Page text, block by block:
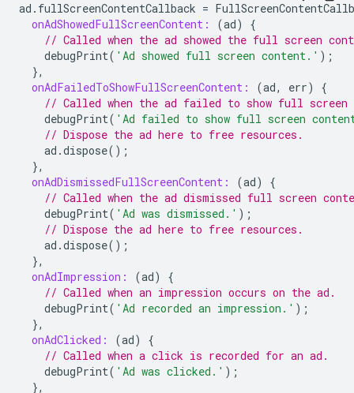
ad . fullScreenContentCallback =
onAdShowedFullScreenContent:
(ad)
{
// Called when the ad showed the full screen
debugPrint( 'Ad showed full screen content.' );
},
onAdFailedToShowFullScreenContent:
(ad, err)
{
// Called when the ad failed to show full screen
debugPrint( 'Ad failed to show full screen
// Dispose the ad here to free resources.
ad .dispose();
},
onAdDismissedFullScreenContent:
(ad)
{
// Called when the ad dismissed full screen
debugPrint( 'Ad was dismissed.' );
// Dispose the ad here to free resources.
ad .dispose();
},
onAdImpression:
(ad)
{
// Called when an impression occurs on the ad.
debugPrint( 'Ad recorded an impression.' );
},
onAdClicked:
(ad)
{
// Called when a click is recorded for an ad.
debugPrint( 'Ad was clicked.' );
},